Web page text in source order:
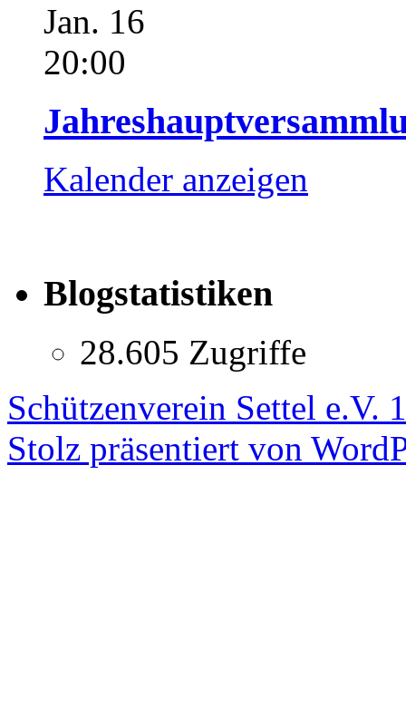
Jan. 16
20:00
Kalender anzeigen
Blogstatistiken
28.605 Zugriffe
Schützenverein Settel e.V.
Stolz präsentiert von